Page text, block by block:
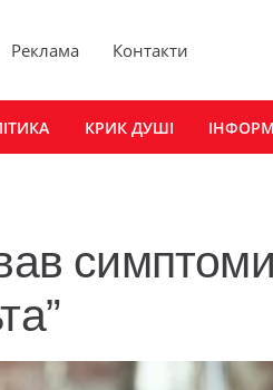
Реклама Контакти
КРИК ДУШІ